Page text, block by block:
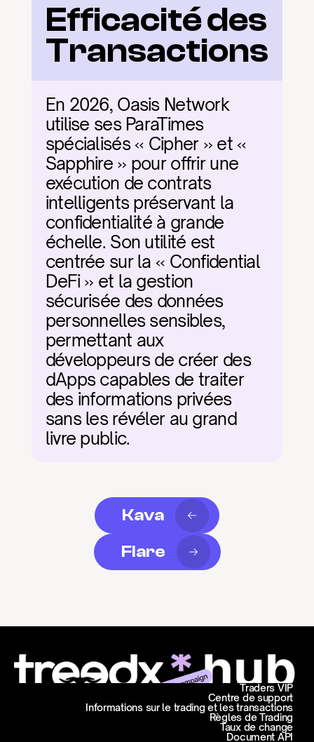
Efficacité des
Transactions
En 2026, Oasis Network
utilise ses ParaTimes
spécialisés « Cipher » et «
Sapphire » pour offrir une
exécution de contrats
intelligents préservant la
confidentialité à grande
échelle. Son utilité est
centrée sur la « Confidential
DeFi » et la gestion
sécurisée des données
personnelles sensibles,
permettant aux
développeurs de créer des
dApps capables de traiter
des informations privées
sans les révéler au grand
livre public.
Kava
Flare
Centre de support
Informations sur le trading et les transactions
Traders VIP
Règles de Trading
Taux de change
Document API